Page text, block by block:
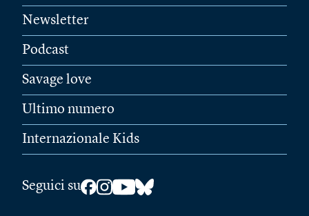
Newsletter
Podcast
Savage love
Ultimo numero
Internazionale Kids
Seguici su